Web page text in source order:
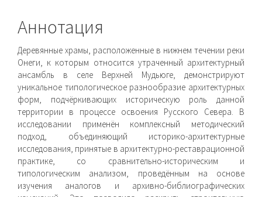
Аннотация
Деревянные храмы, расположенные в нижнем течении реки
Онеги, к которым относится утраченный архитектурный
ансамбль в селе Верхней Мудьюге, демонстрируют
уникальное типологическое разнообразие архитектурных
форм, подчёркивающих историческую роль данной
территории в процессе освоения Русского Севера. В
исследовании применён комплексный методический
подход, объединяющий историко-архитектурные
исследования, принятые в архитектурно-реставрационной
практике, со сравнительно-историческим и
типологическим анализом, проведённым на основе
изучения аналогов и архивно-библиографических